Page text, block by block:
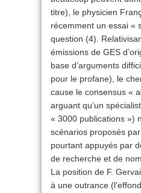
titre), le physicien
récemment un essai «
question (4).
émissions de GES
base d’arguments
pour le profane), le
cause le consensus «
arguant qu’un
« 3000 publications »)
scénarios proposés par
pourtant appuyés par
de recherche et de
La position de F.
à une outrance